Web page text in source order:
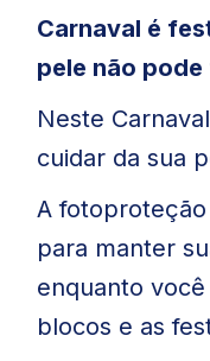
Carnaval é
pele não
Neste
cuidar da sua
A
para manter
enquanto
blocos e as